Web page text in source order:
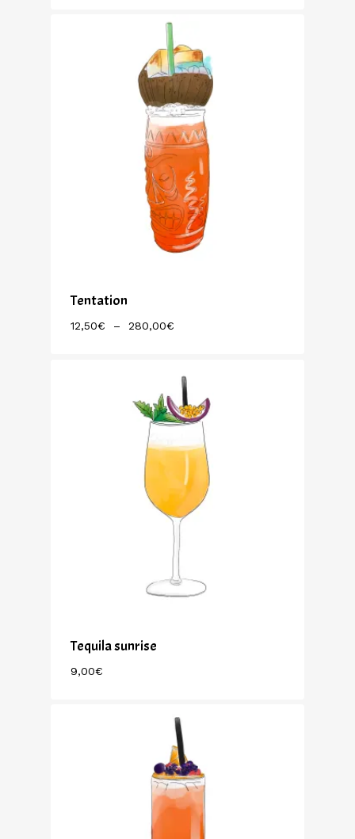
9,00€
À
210,00€
Tentation
12,50€ – 280,00€
280,00€
Tequila sunrise
9,00€
9,00